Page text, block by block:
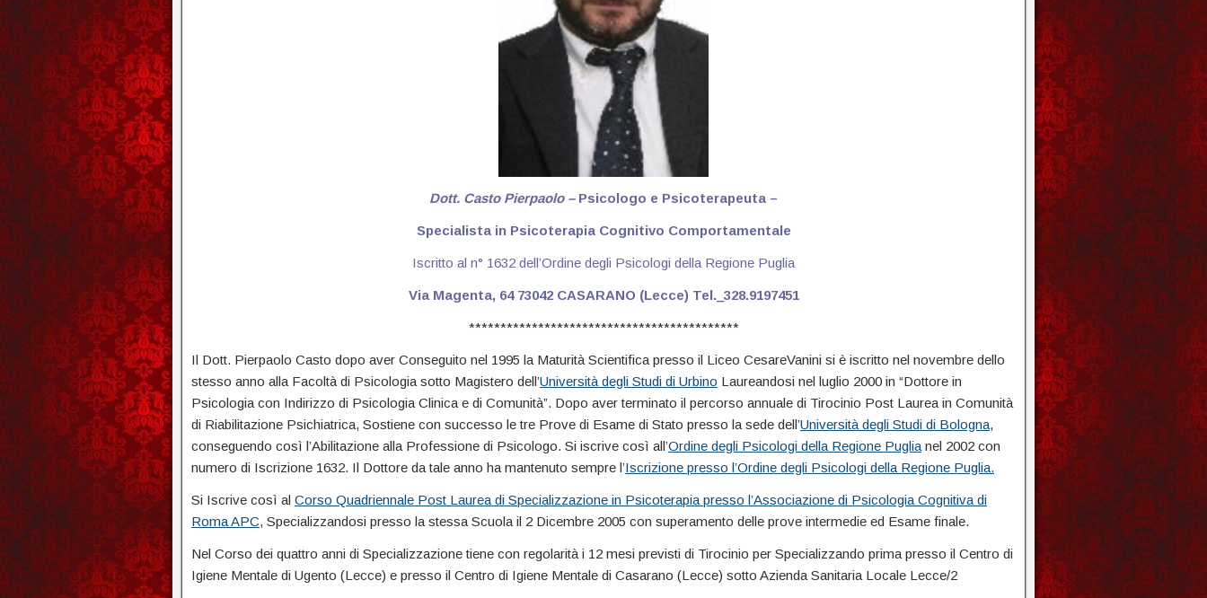
Dott. Casto Pierpaolo – Psicologo e Psicoterapeuta –
Specialista in Psicoterapia Cognitivo Comportamentale
Iscritto al n° 1632 dell’Ordine degli Psicologi della Regione Puglia
Via Magenta, 64 73042 CASARANO (Lecce) Tel._328.9197451
*******************************************
Il Dott. Pierpaolo Casto dopo aver Conseguito nel 1995 la Maturità Scientifica presso il Liceo CesareVanini si è iscritto nel novembre dello
stesso anno alla Facoltà di Psicologia sotto Magistero dell’Università degli Studi di Urbino Laureandosi nel luglio 2000 in “Dottore in
Psicologia con Indirizzo di Psicologia Clinica e di Comunità”. Dopo aver terminato il percorso annuale di Tirocinio Post Laurea in Comunità
di Riabilitazione Psichiatrica, Sostiene con successo le tre Prove di Esame di Stato presso la sede dell’Università degli Studi di Bologna,
conseguendo così l’Abilitazione alla Professione di Psicologo. Si iscrive così all’Ordine degli Psicologi della Regione Puglia nel 2002 con
numero di Iscrizione 1632. Il Dottore da tale anno ha mantenuto sempre l’Iscrizione presso l’Ordine degli Psicologi della Regione Puglia.
Si Iscrive così al Corso Quadriennale Post Laurea di Specializzazione in Psicoterapia presso l’Associazione di Psicologia Cognitiva di
Roma APC, Specializzandosi presso la stessa Scuola il 2 Dicembre 2005 con superamento delle prove intermedie ed Esame finale.
Nel Corso dei quattro anni di Specializzazione tiene con regolarità i 12 mesi previsti di Tirocinio per Specializzando prima presso il Centro di
Igiene Mentale di Ugento (Lecce) e presso il Centro di Igiene Mentale di Casarano (Lecce) sotto Azienda Sanitaria Locale Lecce/2